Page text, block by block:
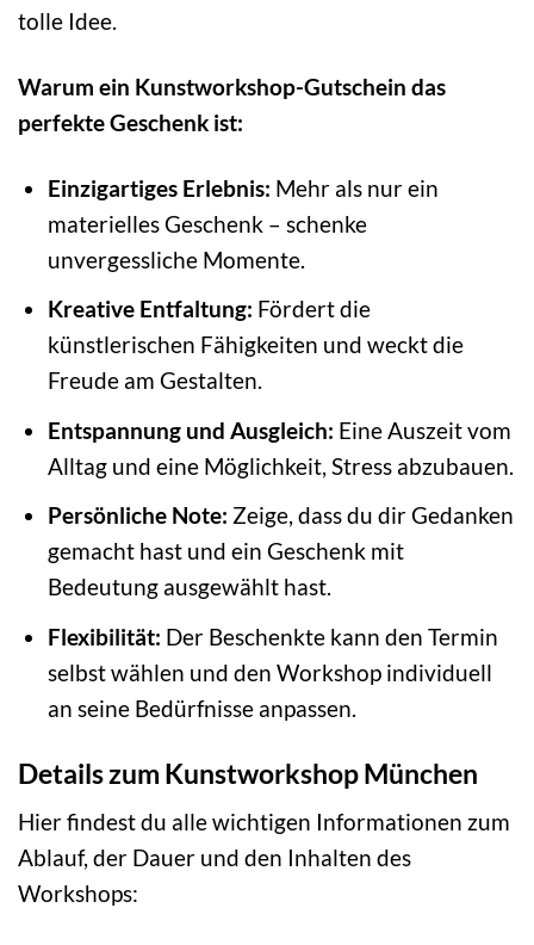
tolle Idee.
Warum ein Kunstworkshop-Gutschein das
perfekte Geschenk ist:
Einzigartiges Erlebnis: Mehr als nur ein
materielles Geschenk – schenke
unvergessliche Momente.
Kreative Entfaltung: Fördert die
künstlerischen Fähigkeiten und weckt die
Freude am Gestalten.
Entspannung und Ausgleich: Eine Auszeit vom
Alltag und eine Möglichkeit, Stress abzubauen.
Persönliche Note: Zeige, dass du dir Gedanken
gemacht hast und ein Geschenk mit
Bedeutung ausgewählt hast.
Flexibilität: Der Beschenkte kann den Termin
selbst wählen und den Workshop individuell
an seine Bedürfnisse anpassen.
Details zum Kunstworkshop München
Hier findest du alle wichtigen Informationen zum
Ablauf, der Dauer und den Inhalten des
Workshops: